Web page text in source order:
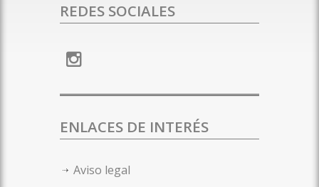
REDES SOCIALES
ENLACES DE INTERÉS
Aviso legal